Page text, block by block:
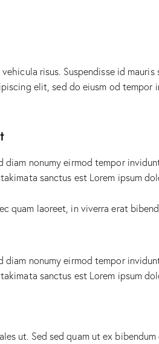
risus. Suspendisse id
elit, sed do eiusm od
nonumy eirmod tempor
sanctus est Lorem ipsum
quam laoreet, in viverra erat
nonumy eirmod tempor
sanctus est Lorem ipsum
ut. Sed sed quam ut ex